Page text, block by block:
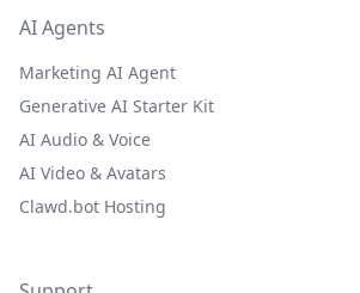
AI Agents
Marketing AI Agent
Generative AI Starter Kit
AI Audio & Voice
AI Video & Avatars
Clawd.bot Hosting